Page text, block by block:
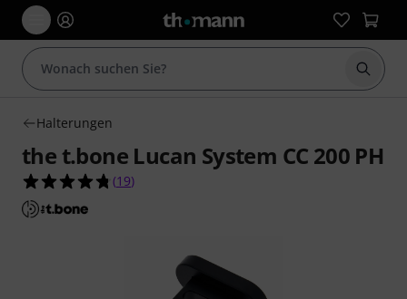
Suche
Halterungen
the t.bone Lucan System CC 200 PH
4.7 von 5 Sternen aus 19 Kundenbewertungen
(19)